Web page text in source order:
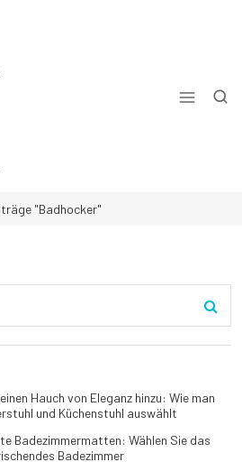
"Badhocker"
Hauch von Eleganz hinzu: Wie man
und Küchenstuhl auswählt
Badezimmermatten: Wählen Sie das
Badezimmer